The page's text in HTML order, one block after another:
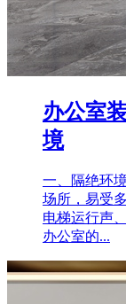
办公室
境
一、隔绝环
场所，易受
电梯运行声
办公室的...